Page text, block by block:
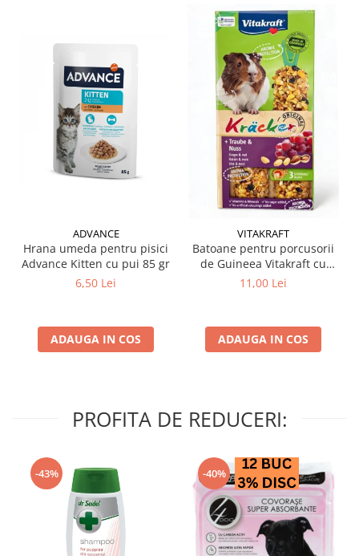
ADVANCE
Hrana umeda pentru pisici
Advance Kitten cu pui 85 gr
6,50 Lei
ADAUGA IN COS
VITAKRAFT
Batoane pentru porcusorii
de Guineea Vitakraft cu
struguri & nuci 2 buc
11,00 Lei
ADAUGA IN COS
PROFITA DE REDUCERI:
-43% -40%